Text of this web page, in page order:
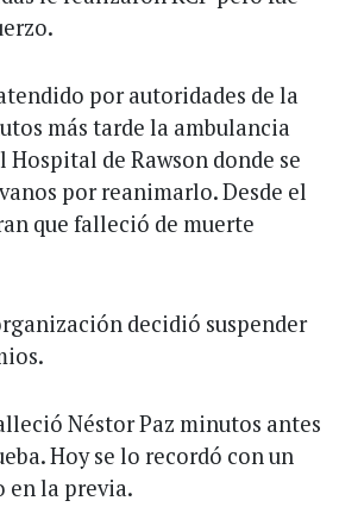
por autoridades de la
más tarde la ambulancia
de Rawson donde se
por reanimarlo. Desde el
que falleció de muerte
decidió suspender
Néstor Paz minutos antes
Hoy se lo recordó con un
en la previa.